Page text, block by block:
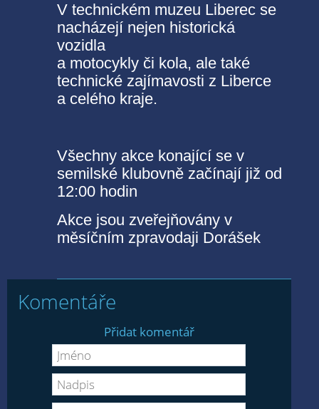
V technickém muzeu Liberec se
nacházejí nejen historická
vozidla
a motocykly či kola, ale také
technické zajímavosti z Liberce
a celého kraje.
Všechny akce konající se v
semilské klubovně začínají již od
12:00 hodin
Akce jsou zveřejňovány v
měsíčním zpravodaji Dorášek
Komentáře
Přidat komentář